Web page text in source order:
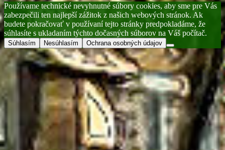
to
top
button
Používame technické nevyhnutné súbory cookies, aby sme pre Vás
zabezpečili ten najlepší zážitok z našich webových stránok. Ak
budete pokračovať v používaní tejto stránky predpokladáme, že
súhlasíte s ukladaním týchto dočasných súborov na Váš počítač.
Súhlasím Nesúhlasím Ochrana osobných údajov